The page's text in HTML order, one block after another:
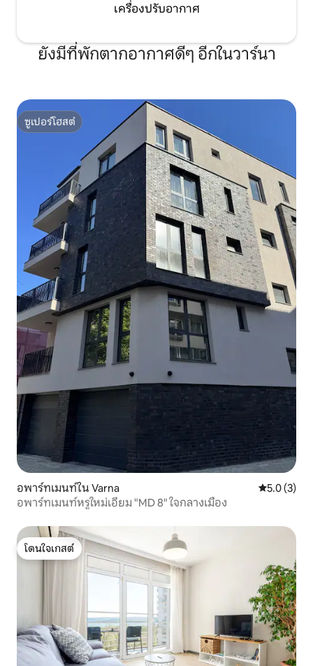
เครื่องปรับอากาศ
ยังมีที่พักตากอากาศดีๆ อีกในวาร์นา
ซูเปอร์โฮสต์
ซูเปอร์โฮสต์
อพาร์ทเมนท์ใน Varna คะแนนเฉลี่
5.0 (3)
อพาร์ทเมนท์หรูใหม่เอี่ยม "MD 8" ใจกลางเมือง
โดนใจเกสต์
โดนใจเกสต์